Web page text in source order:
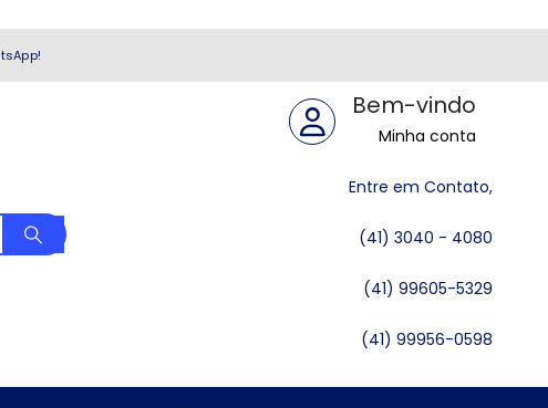
Bem-vindo
Minha conta
Entre em Contato,
(41) 3040 - 4080
(41) 99605-5329
(41) 99956-0598